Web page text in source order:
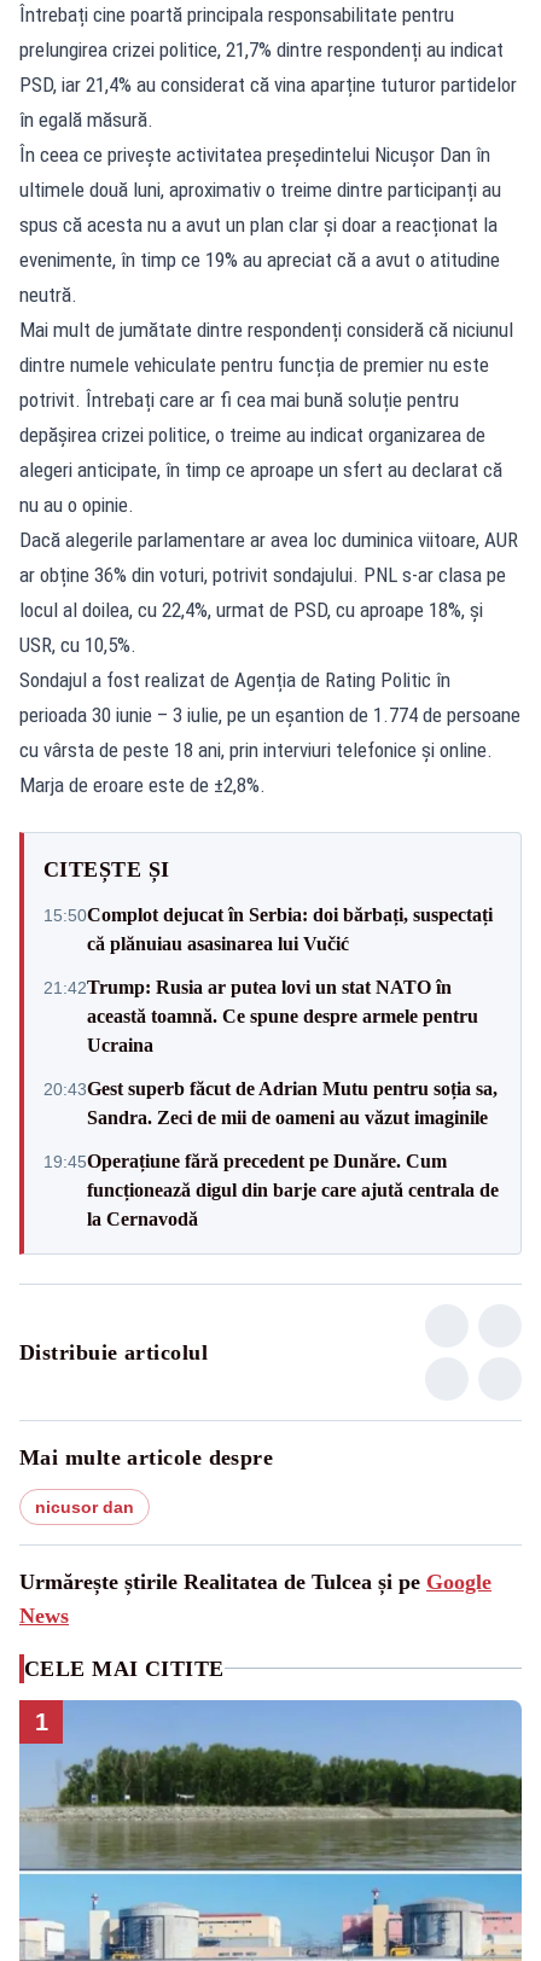
Întrebați cine poartă principala responsabilitate pentru
prelungirea crizei politice, 21,7% dintre respondenți au indicat
PSD, iar 21,4% au considerat că vina aparține tuturor partidelor
în egală măsură.
În ceea ce privește activitatea președintelui Nicușor Dan în
ultimele două luni, aproximativ o treime dintre participanți au
spus că acesta nu a avut un plan clar și doar a reacționat la
evenimente, în timp ce 19% au apreciat că a avut o atitudine
neutră.
Mai mult de jumătate dintre respondenți consideră că niciunul
dintre numele vehiculate pentru funcția de premier nu este
potrivit. Întrebați care ar fi cea mai bună soluție pentru
depășirea crizei politice, o treime au indicat organizarea de
alegeri anticipate, în timp ce aproape un sfert au declarat că
nu au o opinie.
Dacă alegerile parlamentare ar avea loc duminica viitoare, AUR
ar obține 36% din voturi, potrivit sondajului. PNL s-ar clasa pe
locul al doilea, cu 22,4%, urmat de PSD, cu aproape 18%, și
USR, cu 10,5%.
Sondajul a fost realizat de Agenția de Rating Politic în
perioada 30 iunie – 3 iulie, pe un eșantion de 1.774 de persoane
cu vârsta de peste 18 ani, prin interviuri telefonice și online.
Marja de eroare este de ±2,8%.
CITEȘTE ȘI
15:50Complot dejucat în Serbia: doi bărbați, suspectați
că plănuiau asasinarea lui Vučić
21:42Trump: Rusia ar putea lovi un stat NATO în
această toamnă. Ce spune despre armele pentru
Ucraina
20:43Gest superb făcut de Adrian Mutu pentru soția sa,
Sandra. Zeci de mii de oameni au văzut imaginile
19:45Operațiune fără precedent pe Dunăre. Cum
funcționează digul din barje care ajută centrala de
la Cernavodă
Distribuie articolul
Mai multe articole despre
nicusor dan
Urmărește știrile Realitatea de Tulcea și pe Google
News
CELE MAI CITITE
1